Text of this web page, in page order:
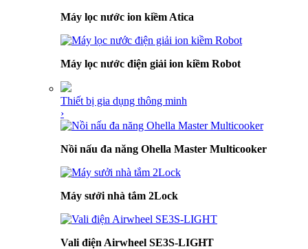
Máy lọc nước ion kiềm Atica
Máy lọc nước điện giải ion kiềm Robot
Thiết bị gia dụng thông minh
›
Nồi nấu đa năng Ohella Master Multicooker
Máy sưởi nhà tắm 2Lock
Vali điện Airwheel SE3S-LIGHT